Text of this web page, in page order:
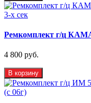
Ремкомплект г/ц
4 800 руб.
В корзину